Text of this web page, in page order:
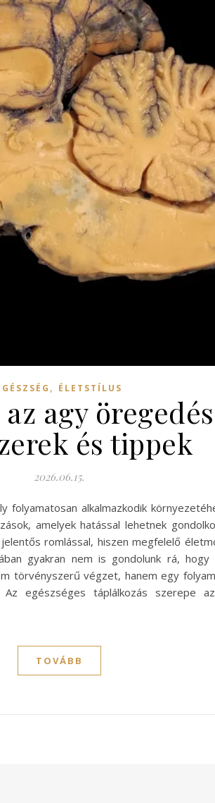
, ÉLETSTÍLUS
agy
és tippek
2026.06.15.
alkalmazkodik
amelyek hatással lehetnek
romlással, hiszen megfelelő
gyakran nem is gondolunk rá,
törvényszerű végzet, hanem egy
egészséges táplálkozás szerepe
TOVÁBB